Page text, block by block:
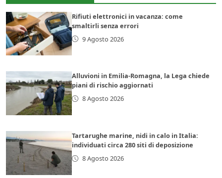
Rifiuti elettronici in vacanza: come
smaltirli senza errori
9 Agosto 2026
Alluvioni in Emilia-Romagna, la Lega chiede
piani di rischio aggiornati
8 Agosto 2026
Tartarughe marine, nidi in calo in Italia:
individuati circa 280 siti di deposizione
8 Agosto 2026